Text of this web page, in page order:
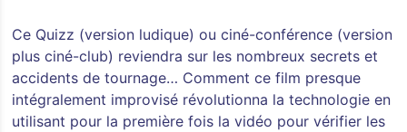
Ce Quizz (version ludique) ou ciné-conférence (version
plus ciné-club) reviendra sur les nombreux secrets et
accidents de tournage… Comment ce film presque
intégralement improvisé révolutionna la technologie en
utilisant pour la première fois la vidéo pour vérifier les